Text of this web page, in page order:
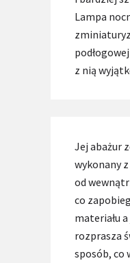
Lampa
z nią
Jej abażur
wykonany
od
co
materiału
rozprasza
sposób, co